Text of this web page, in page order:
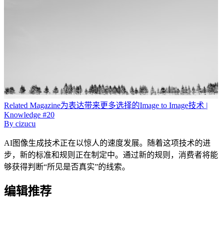
Related Magazine为表达带来更多选择的Image to Image技术 |
Knowledge #20
By cizucu
AI图像生成技术正在以惊人的速度发展。随着这项技术的进
步，新的标准和规则正在制定中。通过新的规则，消费者将能
够获得判断“所见是否真实”的线索。
编辑推荐